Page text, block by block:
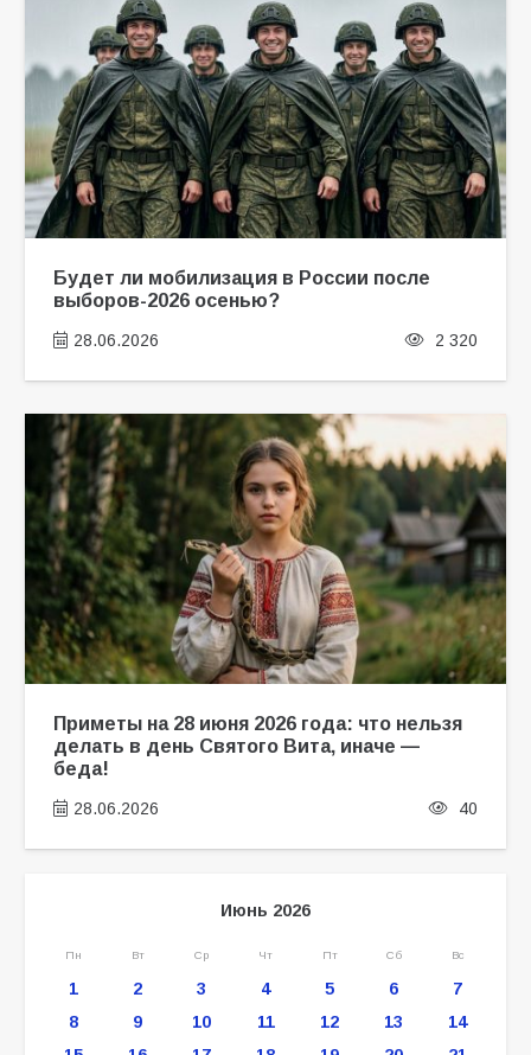
Будет ли мобилизация в России после
выборов-2026 осенью?
28.06.2026 2 320
Приметы на 28 июня 2026 года: что нельзя
делать в день Святого Вита, иначе —
беда!
28.06.2026 40
Июнь 2026
Пн Вт Ср Чт Пт Сб Вс
1 2 3 4 5 6
7
8
9 10 11 12 13
14